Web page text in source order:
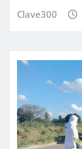
Clave300